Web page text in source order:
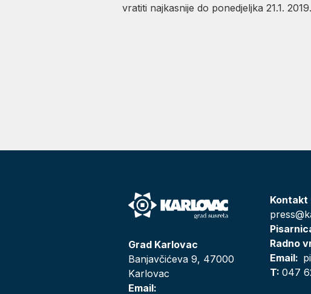
vratiti najkasnije do ponedjeljka 21.1.
Grad Karlovac
Banjavčićeva 9, 47000
Karlovac
Email:
Kontakt
Radno
Email:
T:047